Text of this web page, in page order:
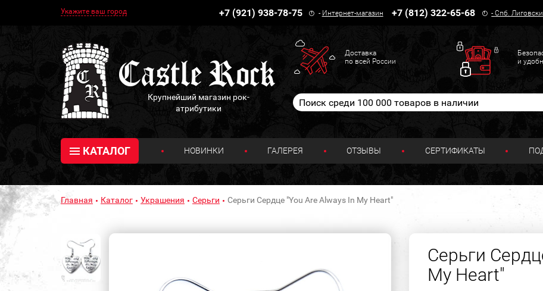
Укажите ваш город +7 (921) 938-78-75 - Интернет-магазин +7 (812) 322-65-68 -Спб.
Крупнейший магазин рок-
атрибутики
Доставка
по всей России
и
КАТАЛОГ НОВИНКИ ГАЛЕРЕЯ ОТЗЫВЫ СЕРТИФИКАТЫ
Главная Каталог Украшения Серьги Серьги Сердце "You Are Always In My Heart"
Серьги
My Heart"